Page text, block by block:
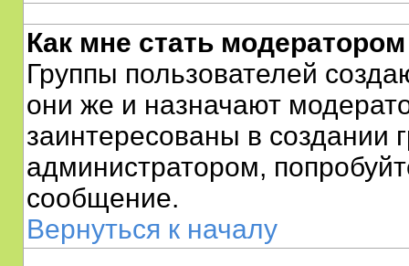
Как мне стать
Группы пользователей
они же и назначают
заинтересованы в создании
администратором,
сообщение.
Вернуться к началу